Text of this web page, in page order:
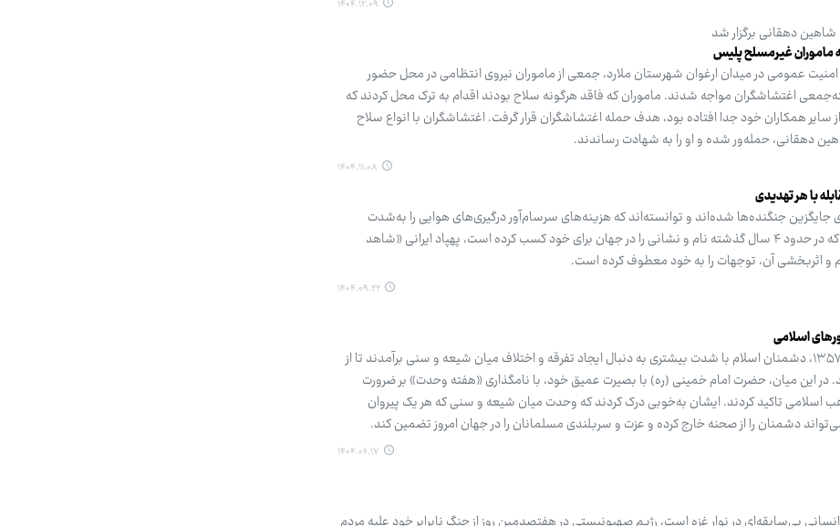
۱۴۰۴.۱۲.۰۹
دهقانی برگزار شد
ماموران غیرمسلح پلیس
تامین امنیت عمومی در میدان ارغوان شهرستان ملارد، جمعی از ماموران نیروی انتظامی در محل حضور
اغتشاشگران مواجه شدند. ماموران که فاقد هرگونه سلاح بودند اقدام به ترک محل کردند که
سایر همکاران خود جدا افتاده بود، هدف حمله اغتشاشگران قرار گرفت. اغتشاشگران با انواع سلاح
دهقانی، حمله‌ور شده و او را به شهادت رساندند.
۱۴۰۴.۱۱.۰۸
جایگزین جنگنده‌ها شده‌اند و توانسته‌اند که هزینه‌های سرسام‌آور درگیری‌های هوایی را به‌شدت
کاهش دهند؛ یکی از پهپادهایی که در حدود ۴ سال گذشته نام و نشانی را در جهان برای خود کسب کرده است، پهپاد ایرانی «شاهد
۱۴۰۴.۰۹.۲۲
اسلامی
‌با وقوع انقلاب اسلامی در سال ۱۳۵۷، دشمنان اسلام با شدت بیشتری به دنبال ایجاد تفرقه و اختلاف میان شیعه و سنی برآمدند تا از
در این میان، حضرت امام خمینی (ره) با بصیرت عمیق خود، با نامگذاری «هفته وحدت» بر ضرورت
تاکید کردند. ایشان به‌خوبی درک کردند که وحدت میان شیعه و سنی که هر یک پیروان
دشمنان را از صحنه خارج کرده و عزت و سربلندی مسلمانان را در جهان امروز تضمین کند.
۱۴۰۴.۰۶.۱۷